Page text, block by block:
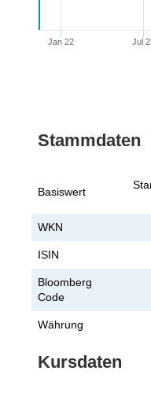
Jan 22 Jul
Stammdaten
Basiswert
WKN
ISIN
Bloomberg
Code
Währung
Kursdaten